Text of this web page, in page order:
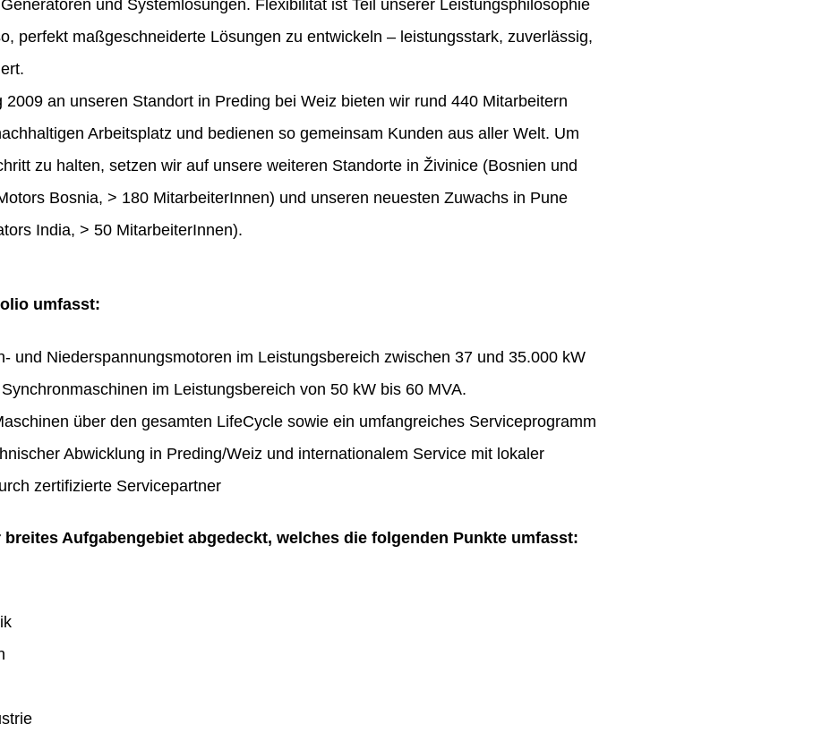
und Systemlösungen. Flexibilität ist Teil unserer Leistungsphilosophie
perfekt maßgeschneiderte Lösungen zu entwickeln – leistungsstark, zuverlässig,
2009 an unseren Standort in Preding bei Weiz bieten wir rund 440 Mitarbeitern
Arbeitsplatz und bedienen so gemeinsam Kunden aus aller Welt. Um
zu halten, setzen wir auf unsere weiteren Standorte in Živinice (Bosnien und
Bosnia, > 180 MitarbeiterInnen) und unseren neuesten Zuwachs in Pune
India, > 50 MitarbeiterInnen).
umfasst:
und Niederspannungsmotoren im Leistungsbereich zwischen 37 und 35.000 kW
im Leistungsbereich von 50 kW bis 60 MVA.
über den gesamten LifeCycle sowie ein umfangreiches Serviceprogramm
Abwicklung in Preding/Weiz und internationalem Service mit lokaler
zertifizierte Servicepartner
Aufgabengebiet abgedeckt, welches die folgenden Punkte umfasst: